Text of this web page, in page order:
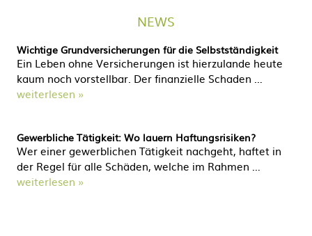
NEWS
Wichtige Grundversicherungen für die Selbstständigkeit
Ein Leben ohne Versicherungen ist hierzulande heute
kaum noch vorstellbar. Der finanzielle Schaden …
weiterlesen »
Gewerbliche Tätigkeit: Wo lauern Haftungsrisiken?
Wer einer gewerblichen Tätigkeit nachgeht, haftet in
der Regel für alle Schäden, welche im Rahmen …
weiterlesen »